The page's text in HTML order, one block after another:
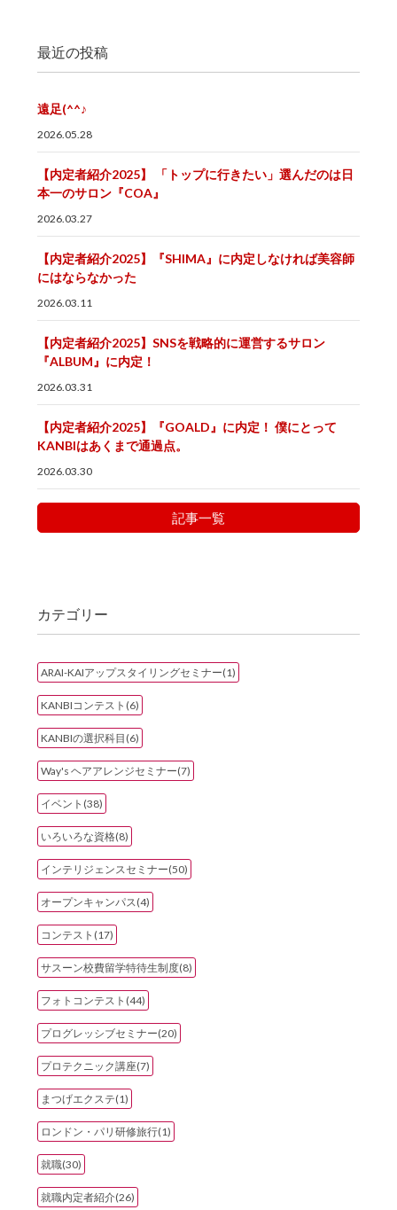
最近の投稿
遠足(^^♪
2026.05.28
【内定者紹介2025】 「トップに行きたい」選んだのは日
本一のサロン『COA』
2026.03.27
【内定者紹介2025】『SHIMA』に内定しなければ美容師
にはならなかった
2026.03.11
【内定者紹介2025】SNSを戦略的に運営するサロン
『ALBUM』に内定！
2026.03.31
【内定者紹介2025】『GOALD』に内定！ 僕にとって
KANBIはあくまで通過点。
2026.03.30
記事一覧
カテゴリー
ARAI-KAIアップスタイリングセミナー(1)
KANBIコンテスト(6)
KANBIの選択科目(6)
Way's ヘアアレンジセミナー(7)
イベント(38)
いろいろな資格(8)
インテリジェンスセミナー(50)
オープンキャンパス(4)
コンテスト(17)
サスーン校費留学特待生制度(8)
フォトコンテスト(44)
プログレッシブセミナー(20)
プロテクニック講座(7)
まつげエクステ(1)
ロンドン・パリ研修旅行(1)
就職(30)
就職内定者紹介(26)